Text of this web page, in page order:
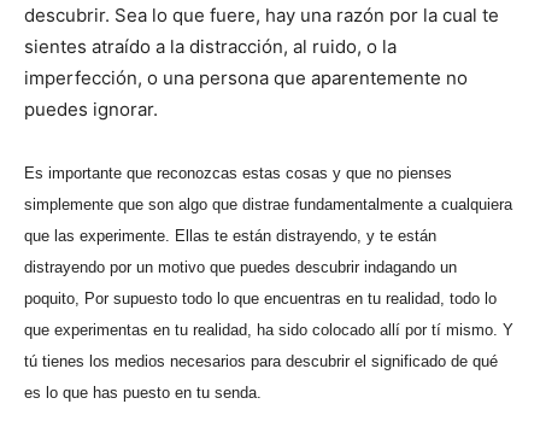
descubrir. Sea lo que fuere, hay una razón por la cual te
sientes atraído a la distracción, al ruido, o la
imperfección, o una persona que aparentemente no
puedes ignorar.
Es importante que reconozcas estas cosas y que no pienses
simplemente que son algo que distrae fundamentalmente a cualquiera
que las experimente. Ellas te están distrayendo, y te están
distrayendo por un motivo que puedes descubrir indagando un
poquito, Por supuesto todo lo que encuentras en tu realidad, todo lo
que experimentas en tu realidad, ha sido colocado allí por tí mismo. Y
tú tienes los medios necesarios para descubrir el significado de qué
es lo que has puesto en tu senda.